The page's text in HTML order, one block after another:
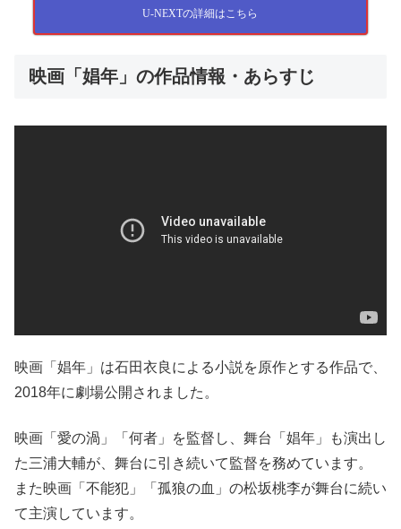
U-NEXTの詳細はこちら
映画「娼年」の作品情報・あらすじ
映画「娼年」は石田衣良による小説を原作とする作品で、
2018年に劇場公開されました。
映画「愛の渦」「何者」を監督し、舞台「娼年」も演出し
た三浦大輔が、舞台に引き続いて監督を務めています。
また映画「不能犯」「孤狼の血」の松坂桃李が舞台に続い
て主演しています。